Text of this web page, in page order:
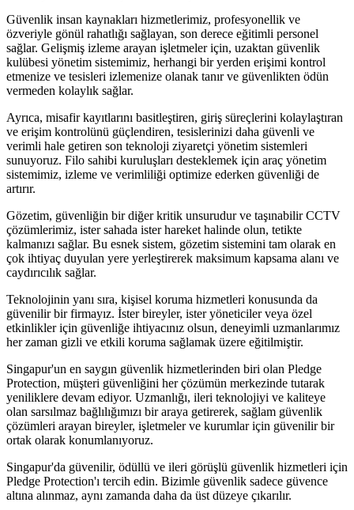
Güvenlik insan kaynakları hizmetlerimiz, profesyonellik ve
özveriyle gönül rahatlığı sağlayan, son derece eğitimli personel
sağlar. Gelişmiş izleme arayan işletmeler için, uzaktan güvenlik
kulübesi yönetim sistemimiz, herhangi bir yerden erişimi kontrol
etmenize ve tesisleri izlemenize olanak tanır ve güvenlikten ödün
vermeden kolaylık sağlar.
Ayrıca, misafir kayıtlarını basitleştiren, giriş süreçlerini kolaylaştıran
ve erişim kontrolünü güçlendiren, tesislerinizi daha güvenli ve
verimli hale getiren son teknoloji ziyaretçi yönetim sistemleri
sunuyoruz. Filo sahibi kuruluşları desteklemek için araç yönetim
sistemimiz, izleme ve verimliliği optimize ederken güvenliği de
artırır.
Gözetim, güvenliğin bir diğer kritik unsurudur ve taşınabilir CCTV
çözümlerimiz, ister sahada ister hareket halinde olun, tetikte
kalmanızı sağlar. Bu esnek sistem, gözetim sistemini tam olarak en
çok ihtiyaç duyulan yere yerleştirerek maksimum kapsama alanı ve
caydırıcılık sağlar.
Teknolojinin yanı sıra, kişisel koruma hizmetleri konusunda da
güvenilir bir firmayız. İster bireyler, ister yöneticiler veya özel
etkinlikler için güvenliğe ihtiyacınız olsun, deneyimli uzmanlarımız
her zaman gizli ve etkili koruma sağlamak üzere eğitilmiştir.
Singapur'un en saygın güvenlik hizmetlerinden biri olan Pledge
Protection, müşteri güvenliğini her çözümün merkezinde tutarak
yeniliklere devam ediyor. Uzmanlığı, ileri teknolojiyi ve kaliteye
olan sarsılmaz bağlılığımızı bir araya getirerek, sağlam güvenlik
çözümleri arayan bireyler, işletmeler ve kurumlar için güvenilir bir
ortak olarak konumlanıyoruz.
Singapur'da güvenilir, ödüllü ve ileri görüşlü güvenlik hizmetleri için
Pledge Protection'ı tercih edin. Bizimle güvenlik sadece güvence
altına alınmaz, aynı zamanda daha da üst düzeye çıkarılır.